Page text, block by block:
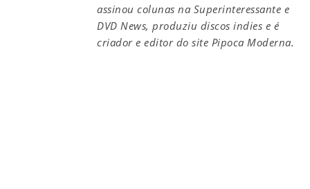
assinou colunas na Superinteressante e
DVD News, produziu discos indies e é
criador e editor do site Pipoca Moderna.